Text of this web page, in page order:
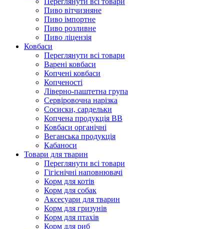
Пиво вітчизняне
Пиво імпортне
Пиво розливне
Пиво ліцензія
Ковбаси
Переглянути всі товари
Варені ковбаси
Копчені ковбаси
Копченості
Ліверно-паштетна група
Сервіровочна нарізка
Сосиски, сардельки
Копчена продукція ВВ
Ковбаси органічні
Веганська продукція
Кабаноси
Товари для тварин
Переглянути всі товари
Гігієнічні наповнювачі
Корм для котів
Корм для собак
Аксесуари для тварин
Корм для гризунів
Корм для птахів
Корм для риб